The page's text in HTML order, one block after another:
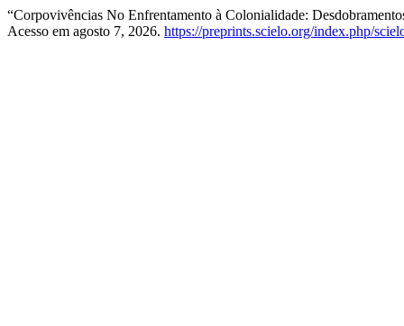
“Corpovivências No Enfrentamento à Colonialidade:
Acesso em agosto 7, 2026. https://preprints.scielo.org/index.php/